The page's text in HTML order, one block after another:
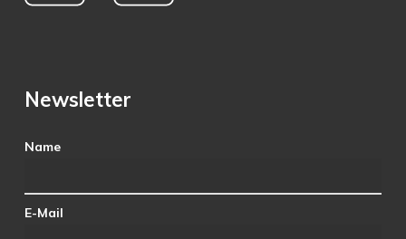
Newsletter
Name
E-Mail